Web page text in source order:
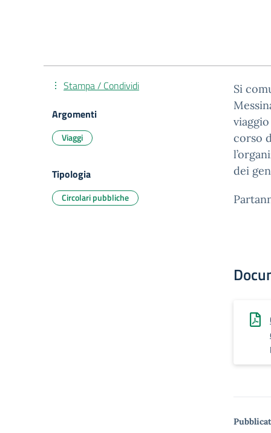
Si
corso
dei
Stampa / Condividi
Argomenti
Viaggi
Tipologia
Circolari pubbliche